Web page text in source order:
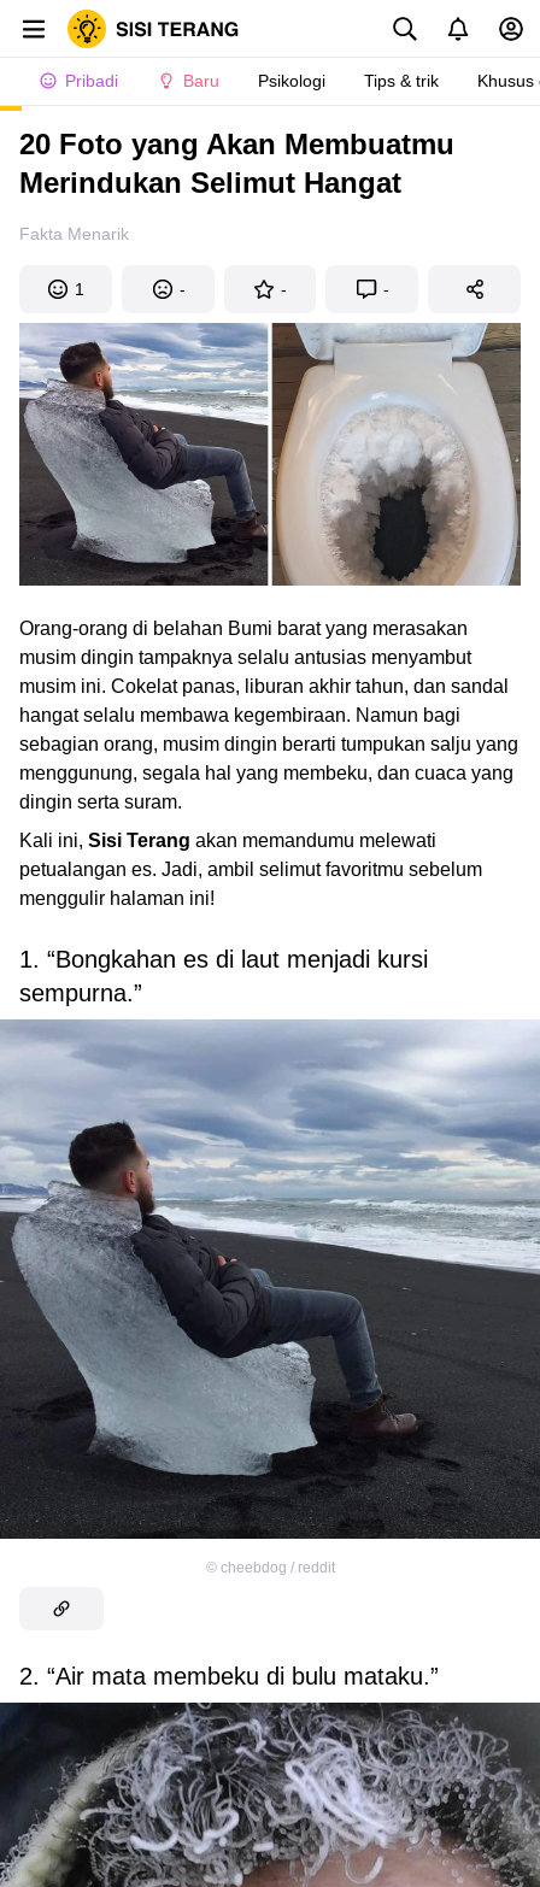
Pribadi Baru Psikologi Tips & trik Khusus
20 Foto yang Akan Membuatmu
Merindukan Selimut Hangat
Fakta Menarik
1 - - -
Orang-orang di belahan Bumi barat yang merasakan
musim dingin tampaknya selalu antusias menyambut
musim ini. Cokelat panas, liburan akhir tahun, dan sandal
hangat selalu membawa kegembiraan. Namun bagi
sebagian orang, musim dingin berarti tumpukan salju yang
menggunung, segala hal yang membeku, dan cuaca yang
dingin serta suram.
Kali ini, Sisi Terang akan memandumu melewati
petualangan es. Jadi, ambil selimut favoritmu sebelum
menggulir halaman ini!
1. “Bongkahan es di laut menjadi kursi
sempurna.”
© cheebdog / reddit
2. “Air mata membeku di bulu mataku.”